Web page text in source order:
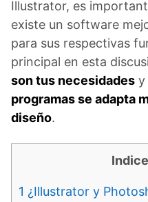
Illustrator, es
existe un software
para sus respectivas
principal en esta
son tus necesidades y
programas se adapta
diseño.
Indice
1 ¿Illustrator y